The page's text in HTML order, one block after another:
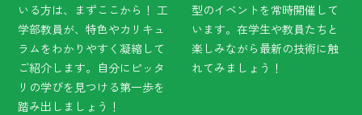
いる方は、まずここから！ 工
学部教員が、特色やカリキュ
ラムをわかりやすく凝縮して
ご紹介します。自分にピッタ
リの学びを見つける第一歩を
踏み出しましょう！
型のイベントを常時開催して
います。在学生や教員たちと
楽しみながら最新の技術に触
れてみましょう！